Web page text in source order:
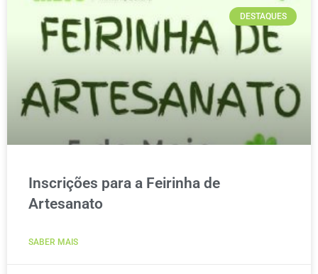
DESTAQUES
Inscrições para a Feirinha de
Artesanato
SABER MAIS